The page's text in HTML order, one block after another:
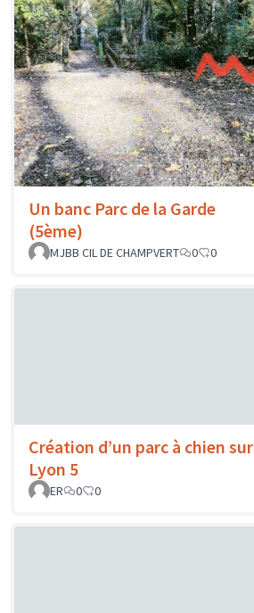
Un banc Parc de la Garde
(5ème)
MJBB CIL DE CHAMPVERT
0 0
Création d’un parc à chien sur
Lyon 5
ER
0 0